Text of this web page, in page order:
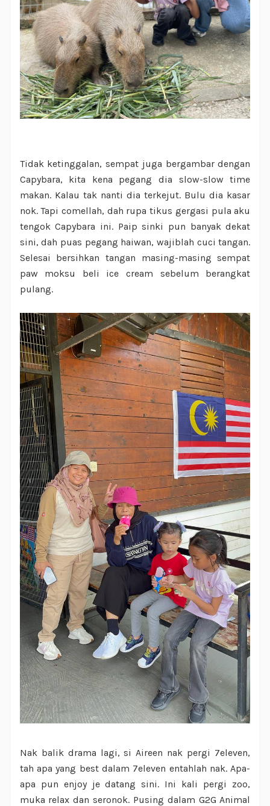
Tidak ketinggalan, sempat juga bergambar dengan
Capybara, kita kena pegang dia slow-slow time
makan. Kalau tak nanti dia terkejut. Bulu dia kasar
nok. Tapi comellah, dah rupa tikus gergasi pula aku
tengok Capybara ini. Paip sinki pun banyak dekat
sini, dah puas pegang haiwan, wajiblah cuci tangan.
Selesai bersihkan tangan masing-masing sempat
paw moksu beli ice cream sebelum berangkat
pulang.
Nak balik drama lagi, si Aireen nak pergi 7eleven,
tah apa yang best dalam 7eleven entahlah nak. Apa-
apa pun enjoy je datang sini. Ini kali pergi zoo,
muka relax dan seronok. Pusing dalam G2G Animal